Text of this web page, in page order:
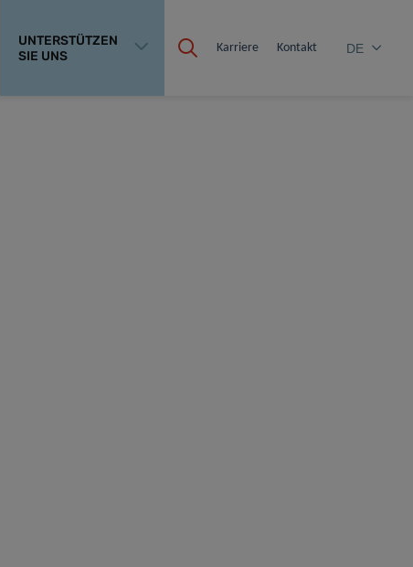
UNTERSTÜTZEN
SIE UNS
Karriere Kontakt DE